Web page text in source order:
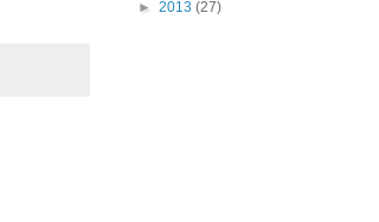
► 2013 (27)